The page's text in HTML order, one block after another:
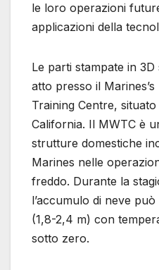
le loro operazioni
applicazioni della
Le parti stampate in
atto presso il
Training Centre,
California. Il MWTC è
strutture domestiche
Marines nelle
freddo. Durante la
l’accumulo di neve
(1,8-2,4 m) con
sotto zero.